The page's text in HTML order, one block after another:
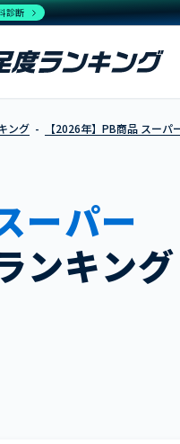
ング 【2026年】PB商品 スーパ
ーパー
ンキング
診断